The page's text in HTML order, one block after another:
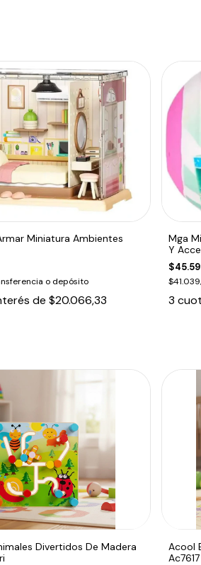
Miniatura Ambientes
o depósito
de $20.066,33
Mga
Y
3
Divertidos De Madera
Acool